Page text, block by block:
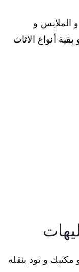
الملابس و
أنواع الاثاث
و تود بنقله